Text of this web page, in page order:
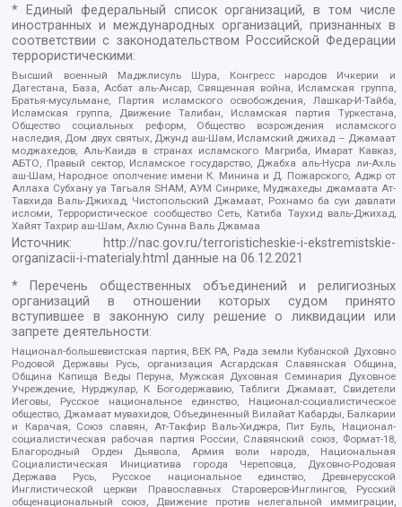
* Единый федеральный список организаций, в том числе
иностранных и международных организаций, признанных в
соответствии с законодательством Российской Федерации
террористическими:
Высший военный Маджлисуль Шура, Конгресс народов Ичкерии и
Дагестана, База, Асбат аль-Ансар, Священная война, Исламская группа,
Братья-мусульмане, Партия исламского освобождения, Лашкар-И-Тайба,
Исламская группа, Движение Талибан, Исламская партия Туркестана,
Общество социальных реформ, Общество возрождения исламского
наследия, Дом двух святых, Джунд аш-Шам, Исламский джихад – Джамаат
моджахедов, Аль-Каида в странах исламского Магриба, Имарат Кавказ,
АБТО, Правый сектор, Исламское государство, Джабха аль-Нусра ли-Ахль
аш-Шам, Народное ополчение имени К. Минина и Д. Пожарского, Аджр от
Аллаха Субхану уа Тагьаля SHAM, АУМ Синрике, Муджахеды джамаата Ат-
Тавхида Валь-Джихад, Чистопольский Джамаат, Рохнамо ба суи давлати
исломи, Террористическое сообщество Сеть, Катиба Таухид валь-Джихад,
Хайят Тахрир аш-Шам, Ахлю Сунна Валь Джамаа
Источник:
http://nac.gov.ru/terroristicheskie-i-ekstremistskie-
organizacii-i-materialy.html данные на06.12.2021
* Перечень общественных объединений и религиозных
организаций в отношении которых судом принято
вступившее в законную силу решение о ликвидации или
запрете деятельности:
Национал-большевистская партия, ВЕК РА, Рада земли Кубанской Духовно
Родовой Державы Русь, организация Асгардская Славянская Община,
Община Капища Веды Перуна, Мужская Духовная Семинария Духовное
Учреждение, Нурджулар, К Богодержавию, Таблиги Джамаат, Свидетели
Иеговы, Русское национальное единство, Национал-социалистическое
общество, Джамаат мувахидов, Объединенный Вилайат Кабарды, Балкарии
и Карачая, Союз славян, Ат-Такфир Валь-Хиджра, Пит Буль, Национал-
социалистическая рабочая партия России, Славянский союз, Формат-18,
Благородный Орден Дьявола, Армия воли народа, Национальная
Социалистическая Инициатива города Череповца, Духовно-Родовая
Держава Русь, Русское национальное единство, Древнерусской
Инглистической церкви Православных Староверов-Инглингов, Русский
общенациональный союз, Движение против нелегальной иммиграции,